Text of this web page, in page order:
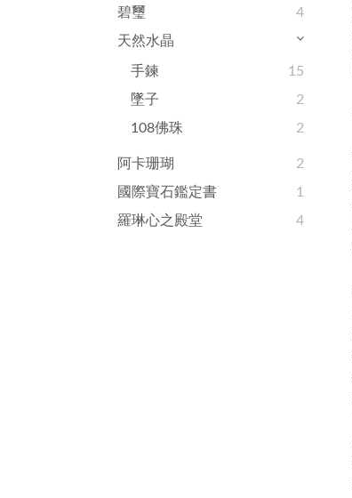
碧璽
4
天然水晶
手鍊
15
墜子
2
108佛珠
2
阿卡珊瑚
2
國際寶石鑑定書
1
羅琳心之殿堂
4